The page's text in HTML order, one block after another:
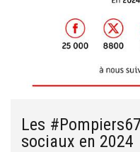
Les
sociaux en 2024